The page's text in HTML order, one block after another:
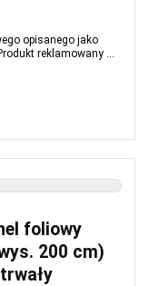
opisanego jako
reklamowany ...
foliowy
200 cm)